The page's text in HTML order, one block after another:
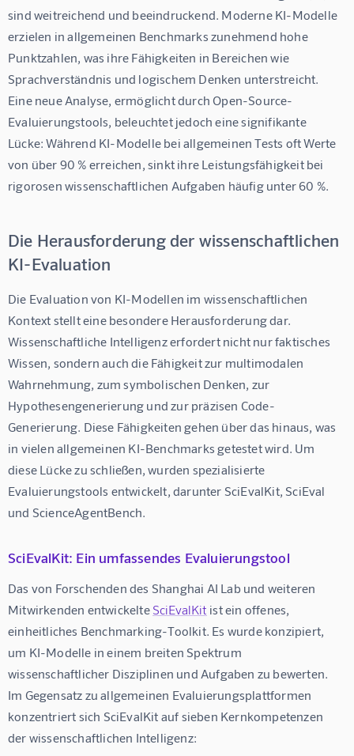
sind weitreichend und beeindruckend. Moderne KI-Modelle
erzielen in allgemeinen Benchmarks zunehmend hohe
Punktzahlen, was ihre Fähigkeiten in Bereichen wie
Sprachverständnis und logischem Denken unterstreicht.
Eine neue Analyse, ermöglicht durch Open-Source-
Evaluierungstools, beleuchtet jedoch eine signifikante
Lücke: Während KI-Modelle bei allgemeinen Tests oft Werte
von über 90 % erreichen, sinkt ihre Leistungsfähigkeit bei
rigorosen wissenschaftlichen Aufgaben häufig unter 60 %.
Die Herausforderung der wissenschaftlichen
KI-Evaluation
Die Evaluation von KI-Modellen im wissenschaftlichen
Kontext stellt eine besondere Herausforderung dar.
Wissenschaftliche Intelligenz erfordert nicht nur faktisches
Wissen, sondern auch die Fähigkeit zur multimodalen
Wahrnehmung, zum symbolischen Denken, zur
Hypothesengenerierung und zur präzisen Code-
Generierung. Diese Fähigkeiten gehen über das hinaus, was
in vielen allgemeinen KI-Benchmarks getestet wird. Um
diese Lücke zu schließen, wurden spezialisierte
Evaluierungstools entwickelt, darunter SciEvalKit, SciEval
und ScienceAgentBench.
SciEvalKit: Ein umfassendes Evaluierungstool
Das von Forschenden des Shanghai AI Lab und weiteren
Mitwirkenden entwickelte SciEvalKit ist ein offenes,
einheitliches Benchmarking-Toolkit. Es wurde konzipiert,
um KI-Modelle in einem breiten Spektrum
wissenschaftlicher Disziplinen und Aufgaben zu bewerten.
Im Gegensatz zu allgemeinen Evaluierungsplattformen
konzentriert sich SciEvalKit auf sieben Kernkompetenzen
der wissenschaftlichen Intelligenz: